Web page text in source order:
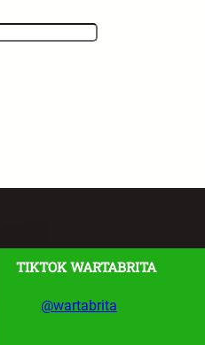
TIKTOK WARTABRITA
@wartabrita